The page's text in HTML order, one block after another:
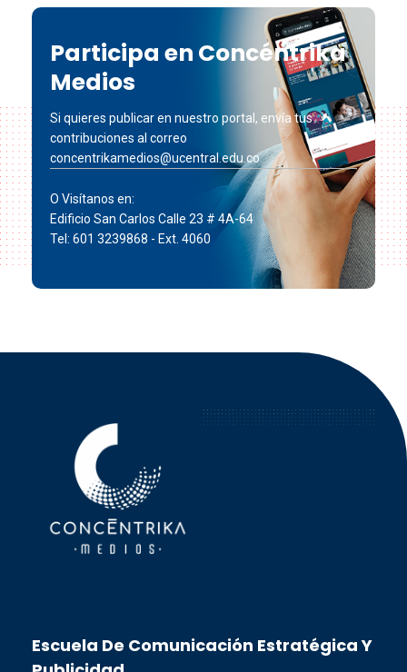
Participa en Concéntrika
Medios
Si quieres publicar en nuestro portal, envía tus
contribuciones al correo
concentrikamedios@ucentral.edu.co
O Visítanos en:
Edificio San Carlos Calle 23 # 4A-64
Tel: 601 3239868 - Ext. 4060
Escuela De Comunicación Estratégica Y